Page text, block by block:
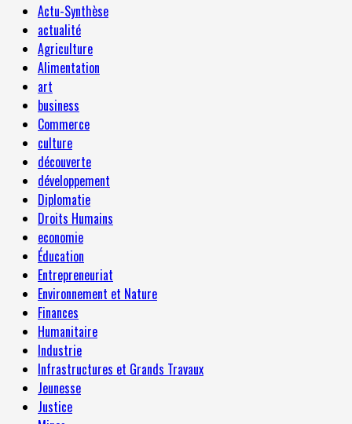
Actu-Synthèse
actualité
Agriculture
Alimentation
art
business
Commerce
culture
découverte
développement
Diplomatie
Droits Humains
economie
Éducation
Entrepreneuriat
Environnement et Nature
Finances
Humanitaire
Industrie
Infrastructures et Grands Travaux
Jeunesse
Justice